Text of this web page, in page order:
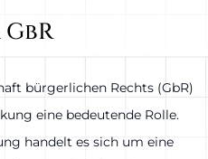
bürgerlichen Rechts (GbR)
eine bedeutende Rolle.
handelt es sich um eine